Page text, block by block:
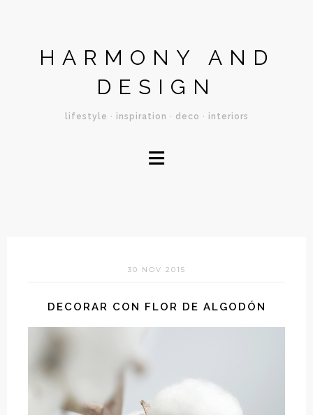
HARMONY AND
DESIGN
lifestyle · inspiration · deco · interiors
≡
30 NOV 2015
DECORAR CON FLOR DE ALGODÓN